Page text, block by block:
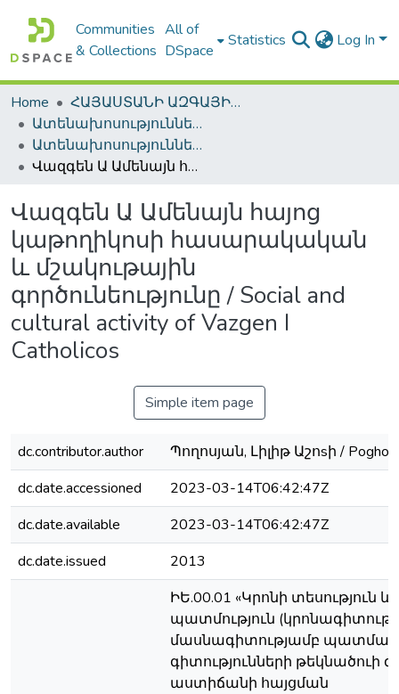
Communities
& Collections
All of
DSpace
Statistics Log In
Home
ՀԱՅԱՍՏԱՆԻ ԱԶԳԱՅԻՆ ԳՐԱԴԱՐԱՆԻ ԹՎԱՅԻՆ ՊԱՀՈՑ / DIGITAL REPOSITORY OF NLA
Ատենախոսություններ և սեղմագրեր / Theses & Abstracts
Ատենախոսություններ և սեղմագրեր / Theses & Abstracts
Վազգեն Ա Ամենայն հայոց կաթողիկոսի հասարակական և մշակութային գործունեությունը / Social and cultural activity of Vazgen I Catholicos
Վազգեն Ա Ամենայն հայոց
կաթողիկոսի հասարակական
և մշակութային
գործունեությունը / Social and
cultural activity of Vazgen I
Catholicos
Simple item page
dc.contributor.author
Պողոսյան, Լիլիթ Աշոsի /
dc.date.accessioned
2023-03-14T06:42:47Z
dc.date.available
2023-03-14T06:42:47Z
dc.date.issued
2013
ԻԵ.00.01 «Կրոնի տեսություն և
պատմություն
մասնագիտությամբ
գիտությունների թեկնածուի
աստիճանի հայցման